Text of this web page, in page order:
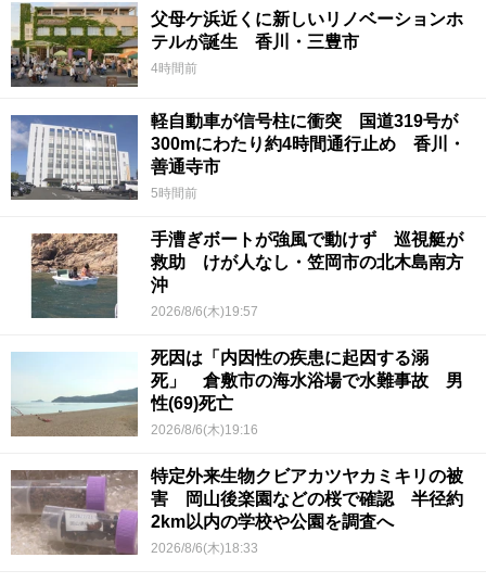
父母ケ浜近くに新しいリノベーションホ
テルが誕生 香川・三豊市
4時間前
軽自動車が信号柱に衝突 国道319号が
300mにわたり約4時間通行止め 香川・
善通寺市
5時間前
手漕ぎボートが強風で動けず 巡視艇が
救助 けが人なし・笠岡市の北木島南方
沖
2026/8/6(木)19:57
死因は「内因性の疾患に起因する溺
死」 倉敷市の海水浴場で水難事故 男
性(69)死亡
2026/8/6(木)19:16
特定外来生物クビアカツヤカミキリの被
害 岡山後楽園などの桜で確認 半径約
2km以内の学校や公園を調査へ
2026/8/6(木)18:33